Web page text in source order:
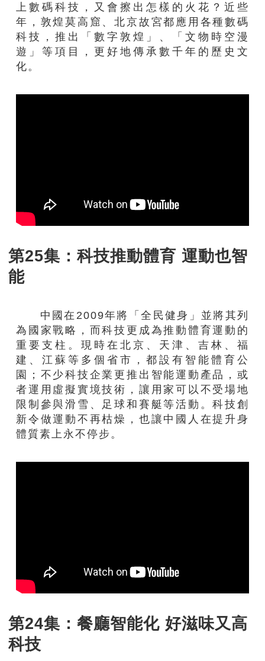
上數碼科技，又會擦出怎樣的火花？近些
年，敦煌莫高窟、北京故宮都應用各種數碼
科技，推出「數字敦煌」、「文物時空漫
遊」等項目，更好地傳承數千年的歷史文
化。
第25集：科技推動體育 運動也智
能
中國在2009年將「全民健身」並將其列
為國家戰略，而科技更成為推動體育運動的
重要支柱。現時在北京、天津、吉林、福
建、江蘇等多個省市，都設有智能體育公
園；不少科技企業更推出智能運動產品，或
者運用虛擬實境技術，讓用家可以不受場地
限制參與滑雪、足球和賽艇等活動。科技創
新令做運動不再枯燥，也讓中國人在提升身
體質素上永不停步。
第24集：餐廳智能化 好滋味又高
科技